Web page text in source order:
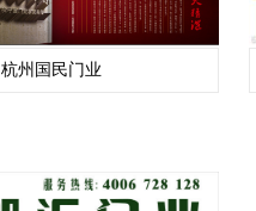
杭州国民门业